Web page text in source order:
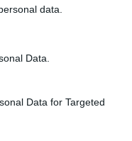
data.
Data.
Data for Targeted
hosszú élettartamot.
megvizsgálja a